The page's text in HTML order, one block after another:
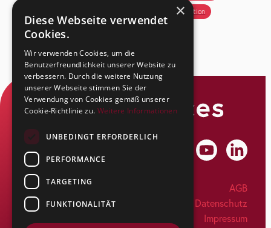
Produktion
SecuSuisse AG
Kapfstrasse 44
CH-8608 Bubikon
Tel: +41 55 263 17 77
AGB
Datenschutz
Impressum
×
Diese Webseite verwendet
Cookies.
Wir verwenden Cookies, um die
Benutzerfreundlichkeit unserer Website zu
verbessern. Durch die weitere Nutzung
unserer Webseite stimmen Sie der
Verwendung von Cookies gemäß unserer
Cookie-Richtlinie zu. Weitere Informationen
UNBEDINGT ERFORDERLICH
PERFORMANCE
TARGETING
FUNKTIONALITÄT